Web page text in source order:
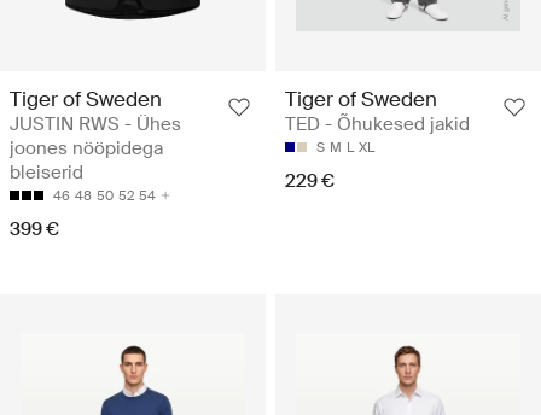
Tiger of Sweden
JUSTIN RWS - Ühes
joones nööpidega
bleiserid
46 48 50 52 54
399 €
Tiger of Sweden
TED - Õhukesed jakid
S M L XL
229 €